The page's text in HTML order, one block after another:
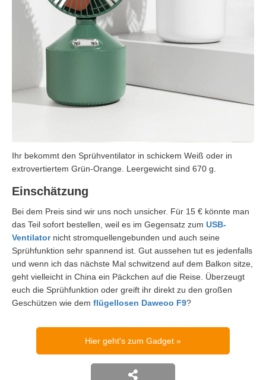
Ihr bekommt den Sprühventilator in schickem Weiß oder in
extrovertiertem Grün-Orange. Leergewicht sind 670 g.
Einschätzung
Bei dem Preis sind wir uns noch unsicher. Für 15 € könnte man
das Teil sofort bestellen, weil es im Gegensatz zum USB-
Ventilatornicht stromquellengebunden und auch seine
Sprühfunktion sehr spannend ist. Gut aussehen tut es jedenfalls
und wenn ich das nächste Mal schwitzend auf dem Balkon sitze,
geht vielleicht in China ein Päckchen auf die Reise. Überzeugt
euch die Sprühfunktion oder greift ihr direkt zu den großen
Geschützen wie dem flügellosen Daweoo F9?
Hier geht's zum Gadget